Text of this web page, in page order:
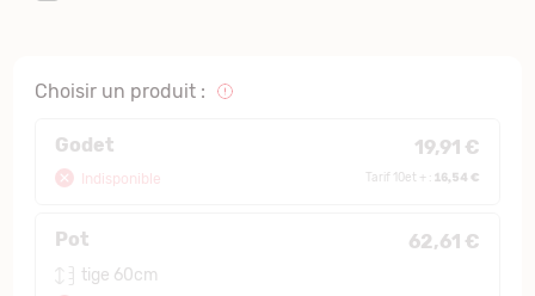
Choisir un produit :
Godet 19,91 €
Indisponible Tarif 10et + :16,54 €
Pot 62,61 €
tige 60cm